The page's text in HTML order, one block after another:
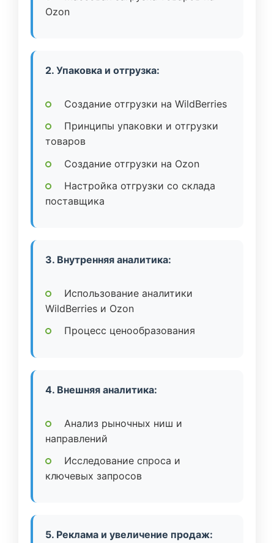
Ozon
2. Упаковка и отгрузка:
Создание отгрузки на WildBerries
Принципы упаковки и отгрузки
товаров
Создание отгрузки на Ozon
Настройка отгрузки со склада
поставщика
3. Внутренняя аналитика:
Использование аналитики
WildBerries и Ozon
Процесс ценообразования
4. Внешняя аналитика:
Анализ рыночных ниш и
направлений
Исследование спроса и
ключевых запросов
5. Реклама и увеличение продаж: